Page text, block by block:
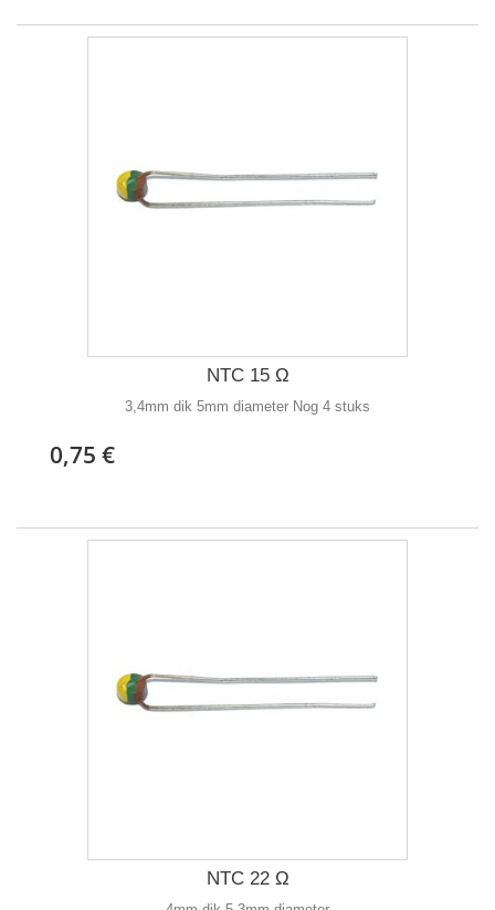
NTC 15 Ω
3,4mm dik 5mm diameter Nog 4 stuks
0,75 €
NTC 22 Ω